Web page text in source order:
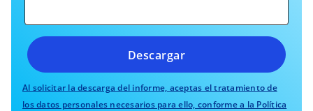
Descargar
Al solicitar la descarga del informe, aceptas el tratamiento de
los datos personales necesarios para ello, conforme a la Política